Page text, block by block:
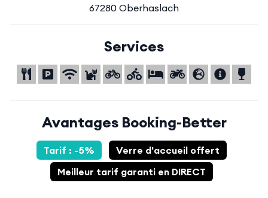
67280 Oberhaslach
Services
Avantages Booking-Better
Tarif : -5%
Verre d'accueil offert
Meilleur tarif garanti en DIRECT